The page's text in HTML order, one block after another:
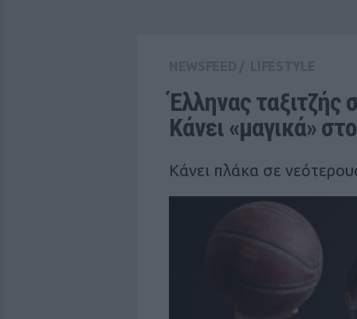
Έλληνας ταξιτζής
Κάνει «μαγικά»
Κάνει πλάκα σε